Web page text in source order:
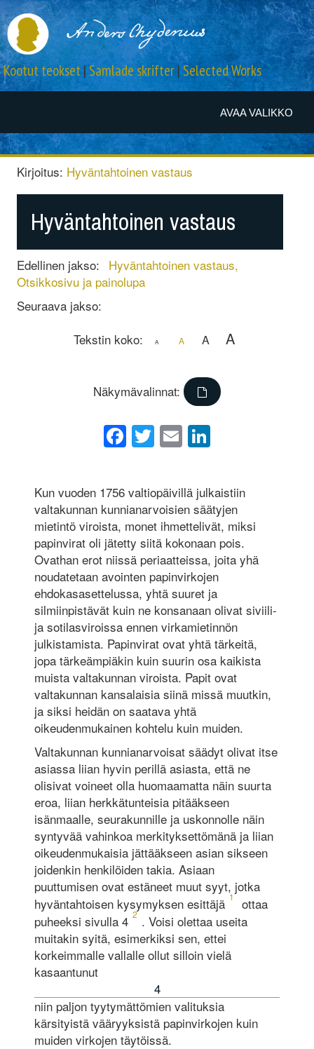
AVAA VALIKKO
Kootut teokset|Samlade skrifter|Selected Works
Kirjoitus: Hyväntahtoinen vastaus
Hyväntahtoinen vastaus
Edellinen jakso: Hyväntahtoinen vastaus,
Otsikkosivu ja painolupa
Seuraava jakso:
Tekstin koko:
A A A A
Näkymävalinnat:
Facebook
Twitter
Email
Kun vuoden 1756 valtiopäivillä julkaistiin
valtakunnan kunnianarvoisien säätyjen
mietintö viroista, monet ihmettelivät, miksi
papinvirat oli jätetty siitä kokonaan pois.
Ovathan erot niissä periaatteissa, joita yhä
noudatetaan avointen papinvirkojen
ehdokasasettelussa, yhtä suuret ja
silmiinpistävät kuin ne konsanaan olivat siviili-
ja sotilasviroissa ennen virkamietinnön
julkistamista. Papinvirat ovat yhtä tärkeitä,
jopa tärkeämpiäkin kuin suurin osa kaikista
muista valtakunnan viroista. Papit ovat
valtakunnan kansalaisia siinä missä muutkin,
ja siksi heidän on saatava yhtä
oikeudenmukainen kohtelu kuin muiden.
Valtakunnan kunnianarvoisat säädyt olivat itse
asiassa liian hyvin perillä asiasta, että ne
olisivat voineet olla huomaamatta näin suurta
eroa, liian herkkätunteisia pitääkseen
isänmaalle, seurakunnille ja uskonnolle näin
syntyvää vahinkoa merkityksettömänä ja liian
oikeudenmukaisia jättääkseen asian sikseen
joidenkin henkilöiden takia. Asiaan
puuttumisen ovat estäneet muut syyt, jotka
hyväntahtoisen kysymyksen esittäjä 1
ottaa
puheeksi sivulla 4 2 . Voisi olettaa useita
muitakin syitä, esimerkiksi sen, ettei
korkeimmalle vallalle ollut silloin vielä
kasaantunut
4
niin paljon tyytymättömien valituksia
kärsityistä vääryyksistä papinvirkojen kuin
muiden virkojen täytöissä.